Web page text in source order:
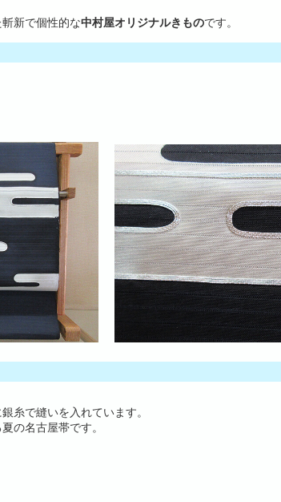
新で個性的な中村屋オリジナルきものです。
糸で縫いを入れています。
の名古屋帯です。